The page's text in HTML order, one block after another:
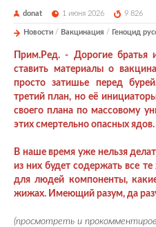
donat 1 июня 2026 9 826
Новости / Вакцинация / Геноцид
Прим.Ред. - Дорогие
ставить материалы о
просто затишье перед
третий план, но её
своего плана по массовому
этих смертельно опасных ядов.
В наше время уже нельзя
из них будет содержать все
для людей компоненты,
жижах. Имеющий разум, да
(просмотреть и